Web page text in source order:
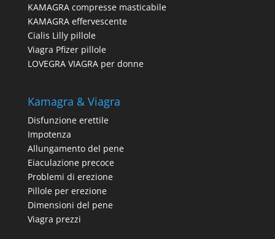
KAMAGRA compresse masticabile
KAMAGRA effervescente
Cialis Lilly pillole
Viagra Pfizer pillole
LOVEGRA VIAGRA per donne
Kamagra & Viagra
Disfunzione erettile
Impotenza
Allungamento del pene
Eiaculazione precoce
Problemi di erezione
Pillole per erezione
Dimensioni del pene
Viagra prezzi